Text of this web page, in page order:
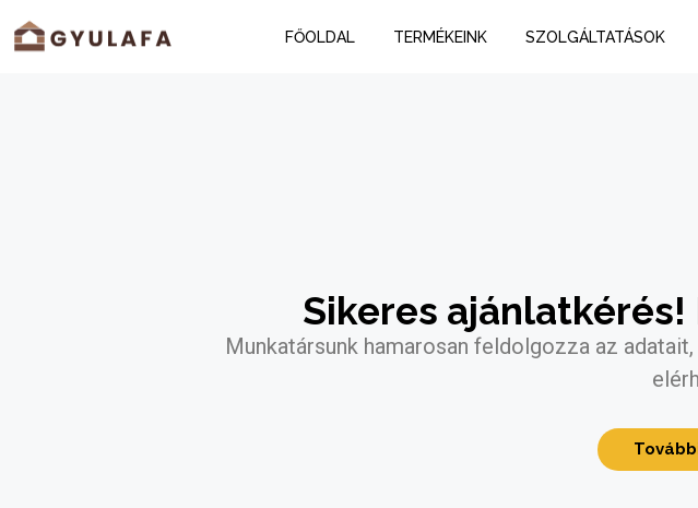
FŐOLDAL TERMÉKEINK SZOLGÁLTATÁSOK
Sikeres
Munkatársunk hamarosan feldolgozza az